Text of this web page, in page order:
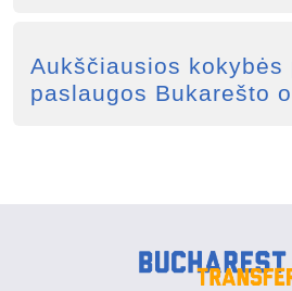
Aukščiausios kokybės
paslaugos Bukarešto